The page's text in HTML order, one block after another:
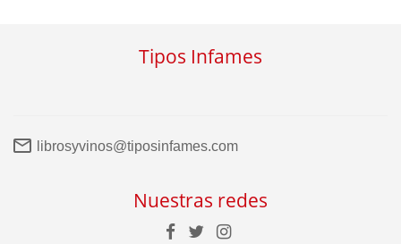
Tipos Infames
librosyvinos@tiposinfames.com
Nuestras redes